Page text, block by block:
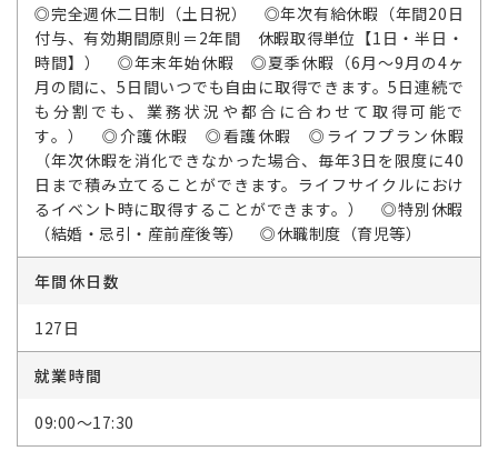
◎完全週休二日制（土日祝） ◎年次有給休暇（年間20日
付与、有効期間原則＝2年間 休暇取得単位【1日・半日・
時間】） ◎年末年始休暇 ◎夏季休暇（6月～9月の4ヶ
月の間に、5日間いつでも自由に取得できます。5日連続で
も分割でも、業務状況や都合に合わせて取得可能で
す。） ◎介護休暇 ◎看護休暇 ◎ライフプラン休暇
（年次休暇を消化できなかった場合、毎年3日を限度に40
日まで積み立てることができます。ライフサイクルにおけ
るイベント時に取得することができます。） ◎特別休暇
（結婚・忌引・産前産後等） ◎休職制度（育児等）
年間休日数
127日
就業時間
09:00～17:30